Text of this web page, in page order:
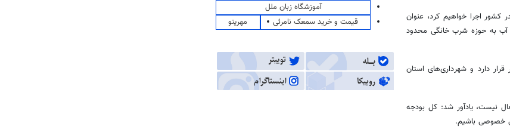
کشور اجرا خواهیم کرد، عنوان
قزوین را بخش کشاورزی استفاده می‌کند و حدود ۴ درصد آب به حوزه شرب خانگی محدود
دارد و شهرداری‌های استان
نیست، یادآور شد: کل بودجه
آموزشگاه زبان ملل
قیمت و خرید سمعک نامرئی
مهرینو